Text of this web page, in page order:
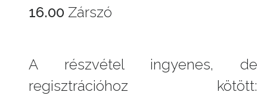
16.00 Zárszó
A részvétel ingyenes, de
regisztrációhoz kötött: